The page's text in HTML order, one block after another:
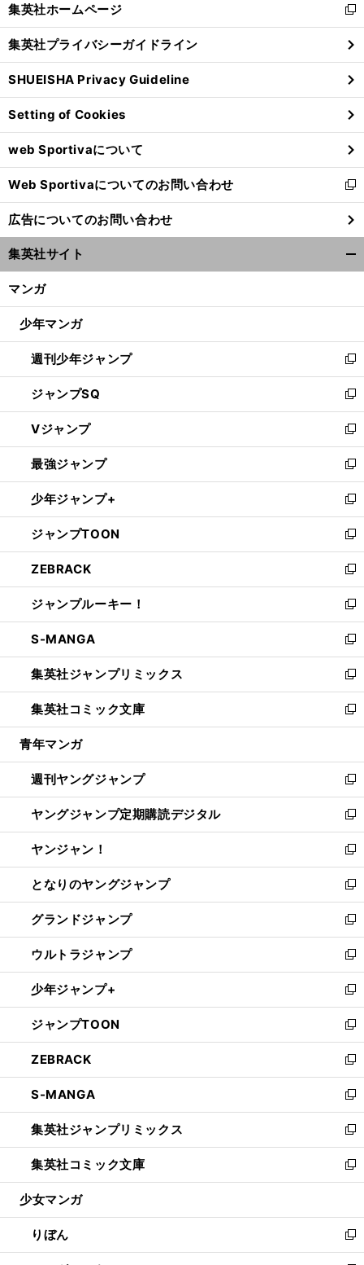
閉
る
集英社ホームページ
新
し
い
ウ
ィ
ン
ド
ウ
で
開
く
集英社プライバシーガイドライン
SHUEISHA Privacy Guideline
Setting of Cookies
web Sportivaについて
Web Sportivaについてのお問い合わせ
新
し
い
ウ
ィ
ン
ウ
開
く
広告についてのお問い合わせ
集英社サイト
マンガ
少年マンガ
週刊少年ジャンプ
新
し
い
ウ
ィ
ン
ド
ウ
で
開
く
ジャンプSQ
新
し
い
ウ
ィ
ン
ド
ウ
で
開
く
Vジャンプ
新
し
い
ウ
ィ
ン
ド
ウ
で
開
く
最強ジャンプ
新
し
い
ウ
ィ
ン
ド
ウ
で
開
く
少年ジャンプ+
新
し
い
ウ
ィ
ン
ド
ウ
で
開
く
ジャンプTOON
新
し
い
ウ
ィ
ン
ド
ウ
で
開
く
ZEBRACK
新
し
い
ウ
ィ
ン
ド
ウ
で
開
ジャンプルーキー！
新
し
い
ウ
ィ
ン
ド
ウ
開
く
S-MANGA
新
し
い
ウ
ィ
ン
ウ
で
開
く
集英社ジャンプリミックス
新
し
い
ウ
ン
ド
ウ
で
開
く
集英社コミック文庫
新
し
ウ
ィ
ン
ド
ウ
で
開
く
青年マンガ
週刊ヤングジャンプ
新
し
い
ウ
ィ
ン
ド
ウ
で
開
く
ヤングジャンプ定期購読デジタル
新
し
い
ウ
ィ
ン
ド
ウ
で
開
く
ヤンジャン！
新
し
い
ウ
ィ
ン
ド
ウ
で
開
く
となりのヤングジャンプ
新
し
い
ウ
ィ
ン
ド
ウ
で
開
く
グランドジャンプ
新
し
い
ウ
ィ
ン
ド
ウ
で
開
く
ウルトラジャンプ
新
し
い
ウ
ィ
ン
ド
ウ
で
開
く
少年ジャンプ+
新
し
い
ウ
ィ
ン
ド
ウ
で
開
く
ジャンプTOON
新
し
い
ウ
ィ
ン
ド
ウ
で
開
ZEBRACK
新
し
い
ウ
ィ
ン
ド
ウ
開
く
S-MANGA
新
し
い
ウ
ィ
ン
ウ
で
開
集英社ジャンプリミックス
新
し
い
ウ
ン
ド
ウ
集英社コミック文庫
新
し
ウ
ィ
ン
少女マンガ
りぼん
新
し